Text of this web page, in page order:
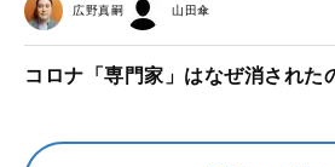
広野真嗣 山田傘
コロナ「専門家」はなぜ消された